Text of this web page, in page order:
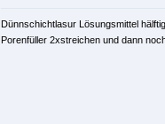
Dünnschichtlasur Lösungsmittel
Porenfüller 2xstreichen und dann